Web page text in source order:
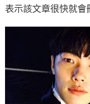
表示該文章很快就會